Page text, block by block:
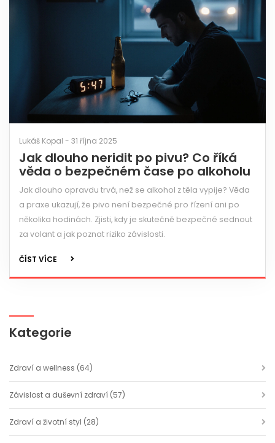
Lukáš Kopal - 31 října 2025
Jak dlouho neridit po pivu? Co říká
věda o bezpečném čase po alkoholu
Jak dlouho opravdu trvá, než se alkohol z těla vypije? Věda
a praxe ukazují, že pivo není bezpečné pro řízení ani po
několika hodinách. Zjisti, kdy je skutečně bezpečné sednout
za volant a jak poznat riziko závislosti.
ČÍST VÍCE
Kategorie
Zdraví a wellness (64)
Závislost a duševní zdraví (57)
Zdraví a životní styl (28)